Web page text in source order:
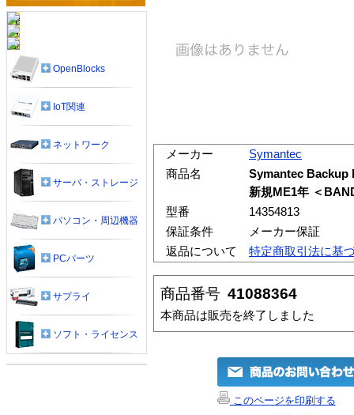
メーカー
Symantec
商品名
Symantec Backup
新規ME1年 ＜
型番
14354813
保証条件
メーカー保証
返品について
特定商取引法に基
商品番号 41088364
本商品は販売を終了しました
このページを印刷する
OpenBlocks
IoT関連
ネットワーク
サーバ・ストレージ
パソコン・周辺機器
PCパーツ
サプライ
ソフト・ライセンス